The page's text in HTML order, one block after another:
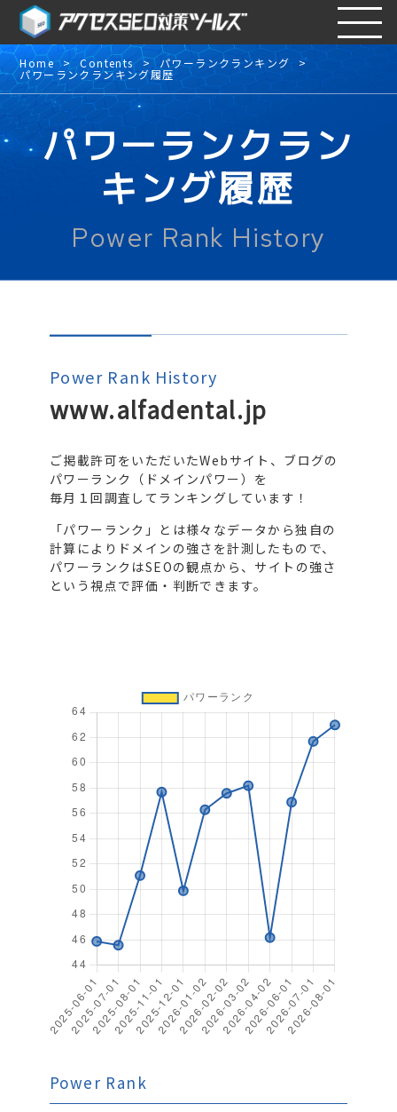
Home Contents パワーランクランキング
パワーランクランキング履歴
パワーランクラン
キング履歴
Power Rank History
Power Rank History
www.alfadental.jp
ご掲載許可をいただいたWebサイト、ブログの
パワーランク（ドメインパワー）を
毎月１回調査してランキングしています！
「パワーランク」とは様々なデータから独自の
計算によりドメインの強さを計測したもので、
パワーランクはSEOの観点から、サイトの強さ
という視点で評価・判断できます。
Power Rank